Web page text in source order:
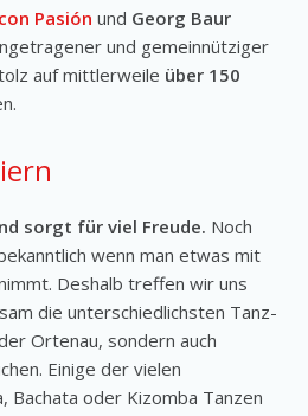
Pasión und Georg Baur
und gemeinnütziger
auf mittlerweile über 150
sorgt für viel Freude. Noch
wenn man etwas mit
Deshalb treffen wir uns
die unterschiedlichsten Tanz-
Ortenau, sondern auch
Einige der vielen
Bachata oder Kizomba Tanzen